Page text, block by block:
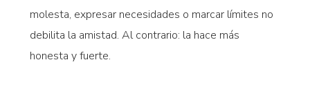
molesta, expresar necesidades o marcar límites no
debilita la amistad. Al contrario: la hace más
honesta y fuerte.